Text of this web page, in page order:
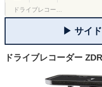
ドライブレコーダー ZDR-012 COMTEC（コムテック）
▶ サイ
ドライブレコーダー